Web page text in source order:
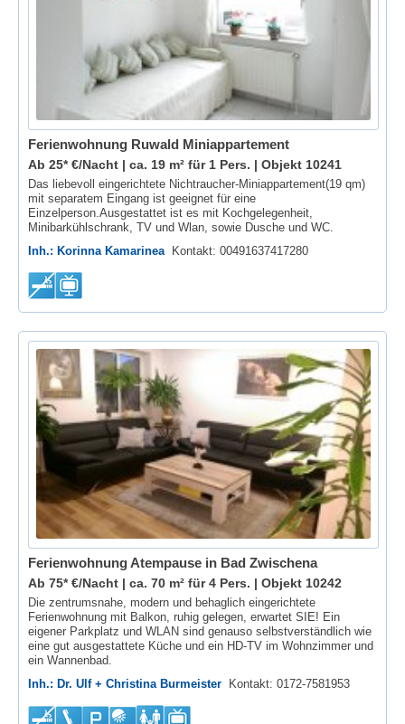
Ferienwohnung Ruwald Miniappartement
Ab 25* €/Nacht | ca. 19 m² für 1 Pers. | Objekt 10241
Das liebevoll eingerichtete Nichtraucher-Miniappartement(19 qm)
mit separatem Eingang ist geeignet für eine
Einzelperson.Ausgestattet ist es mit Kochgelegenheit,
Minibarkühlschrank, TV und Wlan, sowie Dusche und WC.
Inh.: Korinna Kamarinea Kontakt: 00491637417280
Ferienwohnung Atempause in Bad Zwischena
Ab 75* €/Nacht | ca. 70 m² für 4 Pers. | Objekt 10242
Die zentrumsnahe, modern und behaglich eingerichtete
Ferienwohnung mit Balkon, ruhig gelegen, erwartet SIE! Ein
eigener Parkplatz und WLAN sind genauso selbstverständlich wie
eine gut ausgestattete Küche und ein HD-TV im Wohnzimmer und
ein Wannenbad.
Inh.: Dr. Ulf + Christina Burmeister Kontakt: 0172-7581953